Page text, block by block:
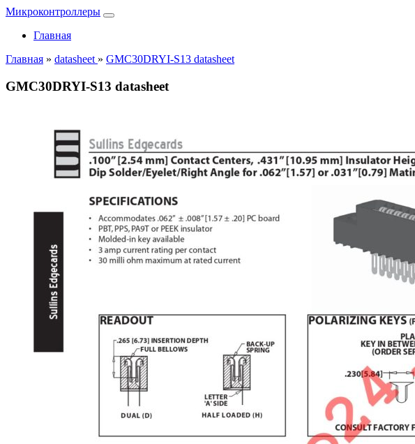
Микроконтроллеры
Главная
Главная » datasheet » GMC30DRYI-S13 datasheet
GMC30DRYI-S13 datasheet